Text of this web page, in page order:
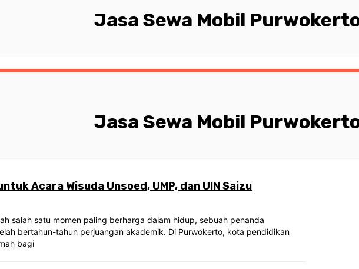
Jasa Sewa Mobil
Jasa Sewa Mobil
Acara Wisuda Unsoed, UMP, dan UIN Saizu
salah satu momen paling berharga dalam hidup, sebuah penanda
bertahun-tahun perjuangan akademik. Di Purwokerto, kota pendidikan
bagi